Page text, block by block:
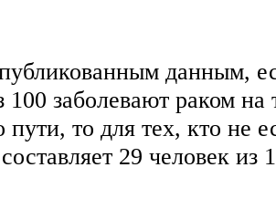
данным,
100 заболевают раком
пути, то для тех, кто не
29 человек из